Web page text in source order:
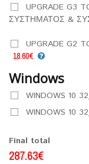
UPGRADE G3
ΣΥΣΤΗΜΑΤΟΣ &
UPGRADE G2
18.60€
Windows
WINDOWS 10
WINDOWS 10
Final total
287.63€